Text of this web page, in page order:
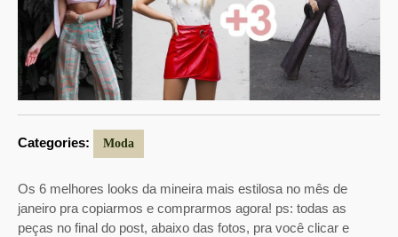
Categories: Moda
Os 6 melhores looks da mineira mais estilosa no mês de
janeiro pra copiarmos e comprarmos agora! ps: todas as
peças no final do post, abaixo das fotos, pra você clicar e